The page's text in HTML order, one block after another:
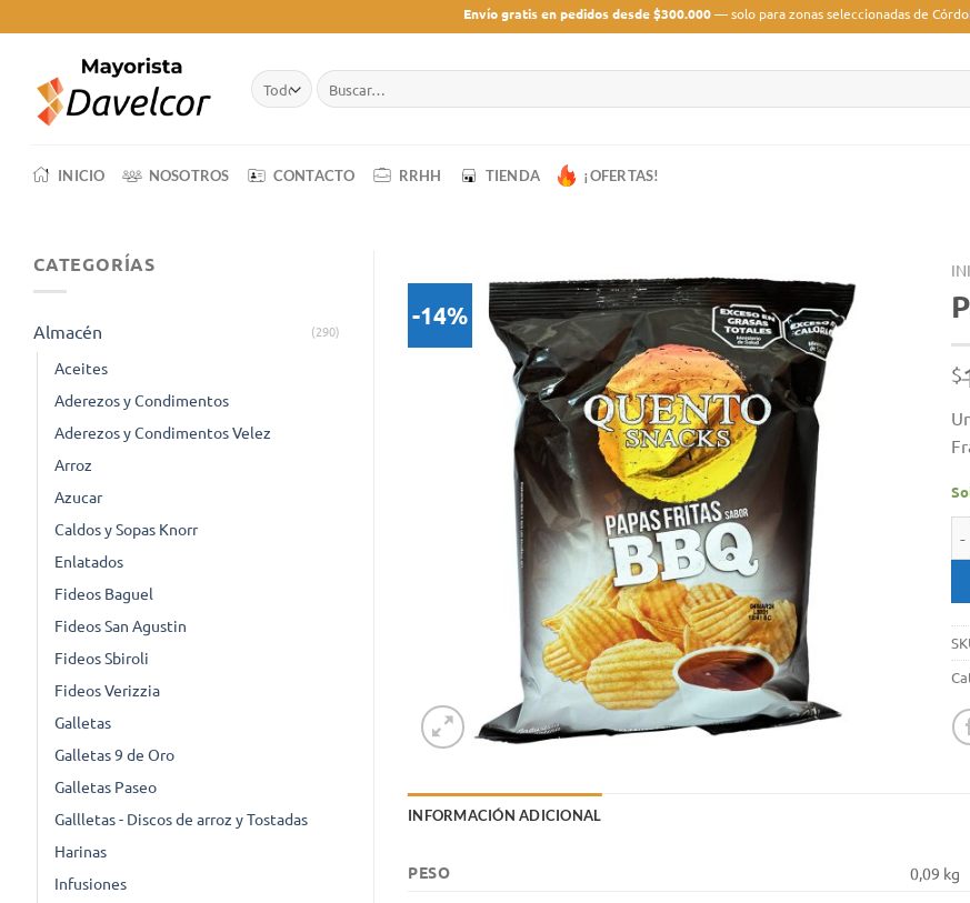
al
Envío gratis en pedidos desde $300.000— solo para zonas seleccionadas de
Buscar
por:
INICIO NOSOTROS CONTACTO RRHH TIENDA ¡OFERTAS!
CATEGORÍAS
Almacén (290)
Aceites
Aderezos y Condimentos
Aderezos y Condimentos Velez
Arroz
Azucar
Caldos y Sopas Knorr
Enlatados
Fideos Baguel
Fideos San Agustin
Fideos Sbiroli
Fideos Verizzia
Galletas
Galletas 9 de Oro
Galletas Paseo
Gallletas - Discos de arroz y Tostadas
Harinas
Infusiones
-14%
$
INFORMACIÓN ADICIONAL
PESO 0,09 kg